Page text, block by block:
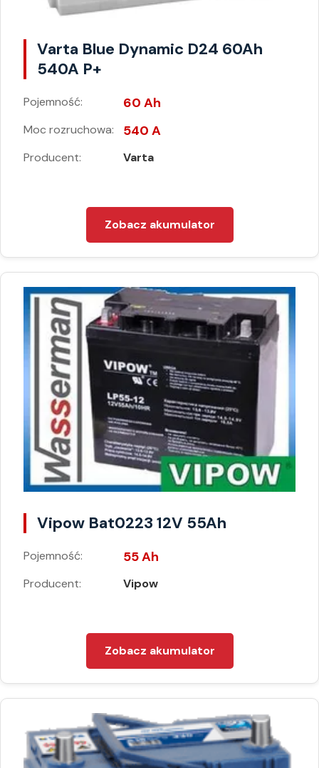
Varta Blue Dynamic D24 60Ah
540A P+
Pojemność: 60 Ah
Moc rozruchowa: 540 A
Producent: Varta
Zobacz akumulator
Vipow Bat0223 12V 55Ah
Pojemność: 55 Ah
Producent: Vipow
Zobacz akumulator